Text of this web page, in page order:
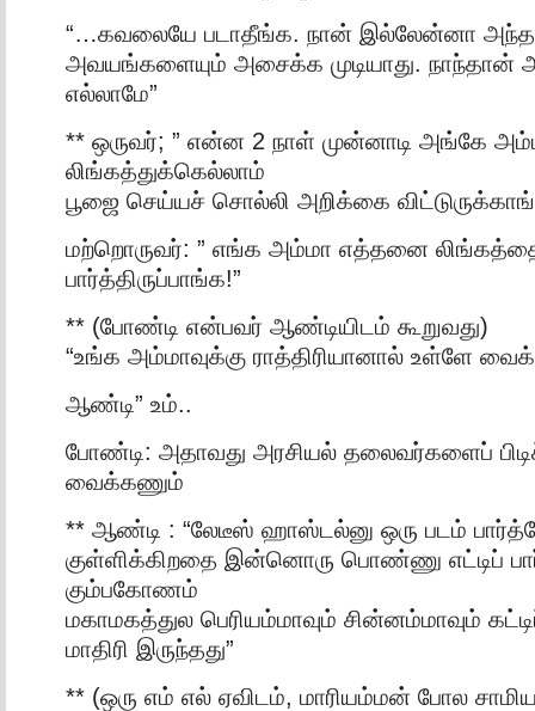
“…கவலையே படாதீங்க. நான் இல்லேன்னா
அவயங்களையும் அசைக்க முடியாது. நாந்தான்
எல்லாமே”
** ஒருவர்; ” என்ன 2 நாள் முன்னாடி அங்கே
லிங்கத்துக்கெல்லாம்
பூஜை செய்யச் சொல்லி அறிக்கை
மற்றொருவர்: ” எங்க அம்மா எத்தனை
பார்த்திருப்பாங்க!”
** (போண்டி என்பவர் ஆண்டியிடம் கூறுவது)
“உங்க அம்மாவுக்கு ராத்திரியானால் உள்ளே
ஆண்டி” உம்..
போண்டி: அதாவது அரசியல் தலைவர்களைப்
வைக்கணும்
** ஆண்டி : “லேடீஸ் ஹாஸ்டல்னு ஒரு படம்
குள்ளிக்கிறதை இன்னொரு பொண்ணு எட்டிப்
கும்பகோணம்
மகாமகத்துல பெரியம்மாவும் சின்னம்மாவும்
மாதிரி இருந்தது”
** (ஒரு எம் எல் ஏவிடம், மாரியம்மன் போல